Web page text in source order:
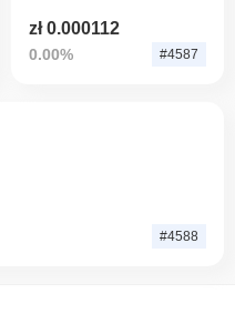
zł 0.000112
0.00% #4587
#4588